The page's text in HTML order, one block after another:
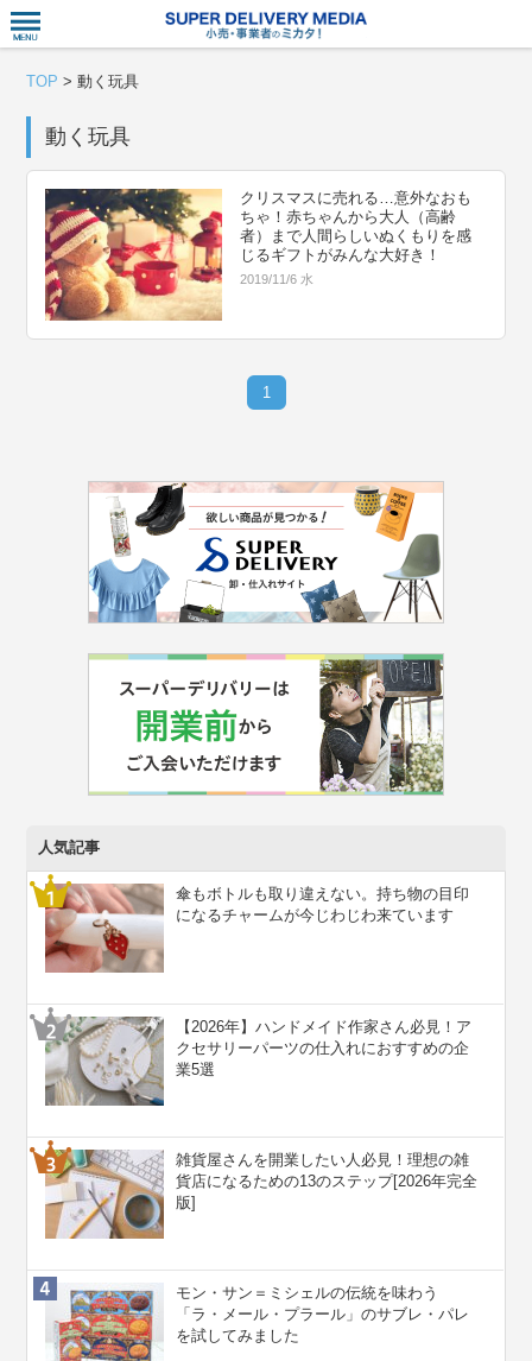
TOP >動く玩具
動く玩具
クリスマスに売れる…意外なおも
ちゃ！赤ちゃんから大人（高齢
者）まで人間らしいぬくもりを感
じるギフトがみんな大好き！
2019/11/6 水
1
人気記事
傘もボトルも取り違えない。持ち物の目印
になるチャームが今じわじわ来ています
【2026年】ハンドメイド作家さん必見！ア
クセサリーパーツの仕入れにおすすめの企
業5選
雑貨屋さんを開業したい人必見！理想の雑
貨店になるための13のステップ[2026年完全
版]
モン・サン＝ミシェルの伝統を味わう
「ラ・メール・プラール」のサブレ・パレ
を試してみました